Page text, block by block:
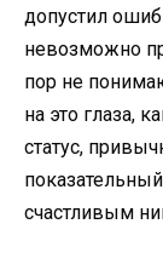
допустил
невозможно
пор не
на это глаза,
статус,
счастливым